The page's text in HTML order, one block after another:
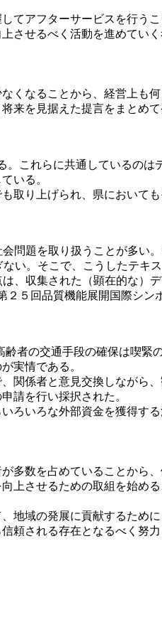
てアフターサービスを行う
させるべく活動を進めていく
なることから、経営上も
来を見据えた提言をまとめ
これらに共通しているのは
いる。
り上げられ、県において
問題を取り扱うことが多い
い。そこで、こうしたテキ
、収集された（顕在的な）
５回品質機能展開国際シン
者の交通手段の確保は喫緊
実情である。
係者と意見交換しながら
請を行い採択された。
いろな外部資金を獲得する
数を占めていることから
上させるための取組を始め
域の発展に貢献するため
頼される存在となるべく努